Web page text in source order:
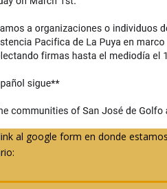
al google form en donde